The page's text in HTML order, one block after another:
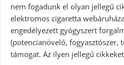
nem fogadunk el olyan jellegű
elektromos cigaretta
engedélyezett gyógyszert
(potencianövelő, fogyasztószer,
támogat. Az ilyen jellegű